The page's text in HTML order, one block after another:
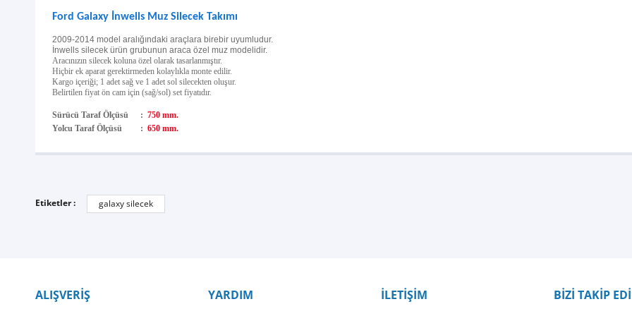
Ford Galaxy İnwells Muz Silecek Takımı
2009-2014 model aralığındaki araçlara birebir uyumludur.
İnwells silecek ürün grubunun araca özel muz modelidir.
Aracınızın silecek koluna özel olarak tasarlanmıştır.
Hiçbir ek aparat gerektirmeden kolaylıkla monte edilir.
Kargo içeriği; 1 adet sağ ve 1 adet sol silecekten oluşur.
Belirtilen fiyat ön cam için (sağ/sol) set fiyatıdır.
Sürücü Taraf Ölçüsü : 750 mm.
Yolcu Taraf Ölçüsü
: 650 mm.
Etiketler : galaxy silecek
ALIŞVERİŞ YARDIM İLETİŞİM BİZİ TAKİP